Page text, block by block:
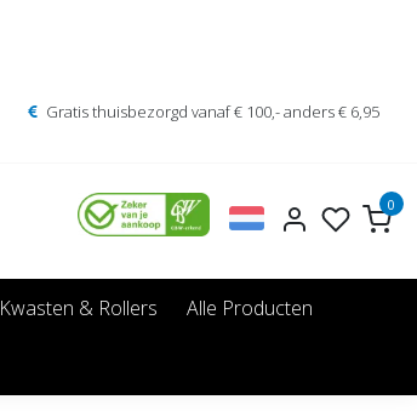
Gratis thuisbezorgd vanaf € 100,- anders € 6,95
0
Kwasten & Rollers Alle Producten